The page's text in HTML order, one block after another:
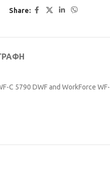
Share:
C 5790 DWF and WorkForce